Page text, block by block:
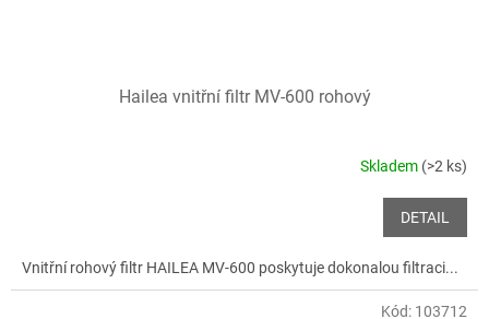
Hailea vnitřní filtr MV-600 rohový
Skladem (>2 ks)
DETAIL
Vnitřní rohový filtr HAILEA MV-600 poskytuje dokonalou filtraci...
Kód: 103712